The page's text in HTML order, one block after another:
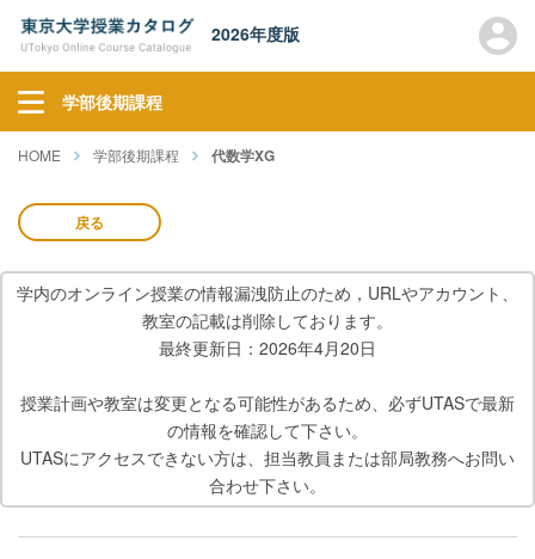
2026年度版
学部後期課程
HOME 学部後期課程 代数学XG
戻る
学内のオンライン授業の情報漏洩防止のため，URLやアカウント、
教室の記載は削除しております。
最終更新日：2026年4月20日
授業計画や教室は変更となる可能性があるため、必ずUTASで最新
の情報を確認して下さい。
UTASにアクセスできない方は、担当教員または部局教務へお問い
合わせ下さい。